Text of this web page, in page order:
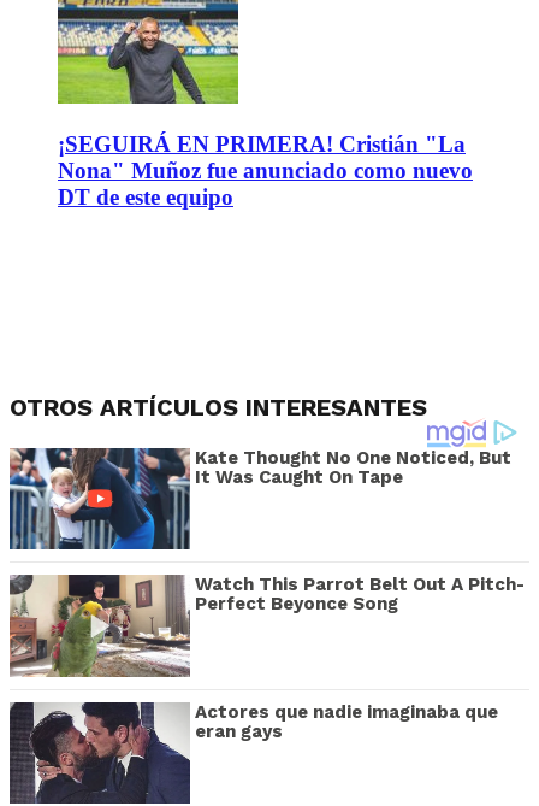
¡SEGUIRÁ EN PRIMERA! Cristián "La
Nona" Muñoz fue anunciado como nuevo
DT de este equipo
OTROS ARTÍCULOS INTERESANTES
Kate Thought No One Noticed, But
It Was Caught On Tape
Watch This Parrot Belt Out A Pitch-
Perfect Beyonce Song
Actores que nadie imaginaba que
eran gays